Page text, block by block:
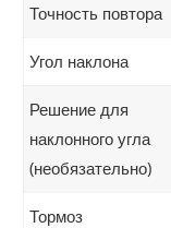
Точность повтора
Угол наклона
Решение для
наклонного угла
(необязательно)
Тормоз